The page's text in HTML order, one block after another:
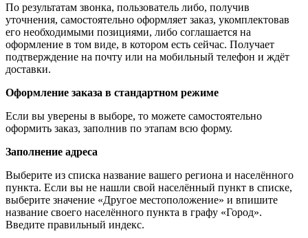
По результатам звонка, пользователь либо, получив
уточнения, самостоятельно оформляет заказ, укомплектовав
его необходимыми позициями, либо соглашается на
оформление в том виде, в котором есть сейчас. Получает
подтверждение на почту или на мобильный телефон и ждёт
доставки.
Оформление заказа в стандартном режиме
Если вы уверены в выборе, то можете самостоятельно
оформить заказ, заполнив по этапам всю форму.
Заполнение адреса
Выберите из списка название вашего региона и населённого
пункта. Если вы не нашли свой населённый пункт в списке,
выберите значение «Другое местоположение» и впишите
название своего населённого пункта в графу «Город».
Введите правильный индекс.